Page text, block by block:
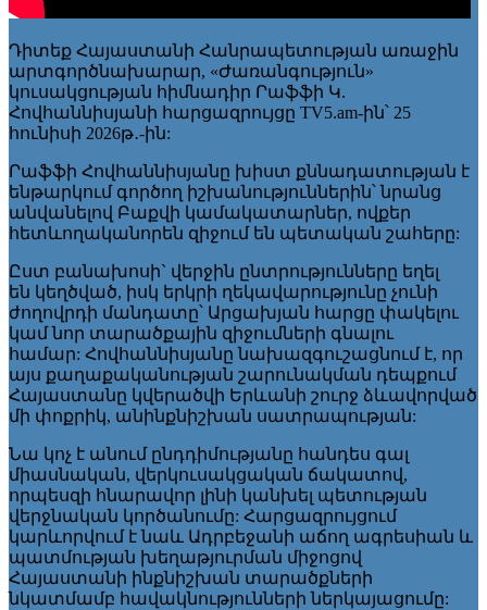
Դիտեք Հայաստանի Հանրապետության առաջին
արտգործնախարար, «Ժառանգություն»
կուսակցության հիմնադիր Րաֆֆի Կ.
Հովհաննիսյանի հարցազրույցը TV5.am-ին՝ 25
հունիսի 2026թ․-ին:
Րաֆֆի Հովհաննիսյանը խիստ քննադատության է
ենթարկում գործող իշխանություններին՝ նրանց
անվանելով Բաքվի կամակատարներ, ովքեր
հետևողականորեն զիջում են պետական շահերը:
Ըստ բանախոսի` վերջին ընտրությունները եղել
են կեղծված, իսկ երկրի ղեկավարությունը չունի
ժողովրդի մանդատը՝ Արցախյան հարցը փակելու
կամ նոր տարածքային զիջումների գնալու
համար: Հովհաննիսյանը նախազգուշացնում է, որ
այս քաղաքականության շարունակման դեպքում
Հայաստանը կվերածվի Երևանի շուրջ ձևավորված
մի փոքրիկ, անինքնիշխան սատրապության:
Նա կոչ է անում ընդդիմությանը հանդես գալ
միասնական, վերկուսակցական ճակատով,
որպեսզի հնարավոր լինի կանխել պետության
վերջնական կործանումը: Հարցազրույցում
կարևորվում է նաև Ադրբեջանի աճող ագրեսիան և
պատմության խեղաթյուրման միջոցով
Հայաստանի ինքնիշխան տարածքների
նկատմամբ հավակնությունների ներկայացումը: